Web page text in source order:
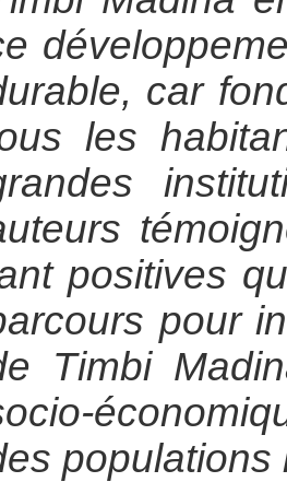
car
les
positives
pour
Timbi
populations